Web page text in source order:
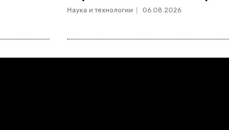
Наука и технологии 06.08.2026